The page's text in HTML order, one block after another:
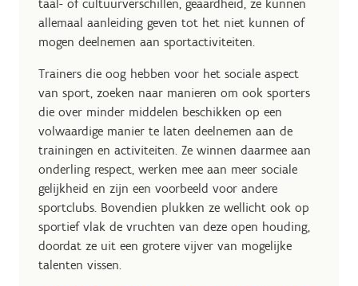
taal- of cultuurverschillen, geaardheid, ze kunnen
allemaal aanleiding geven tot het niet kunnen of
mogen deelnemen aan sportactiviteiten.
Trainers die oog hebben voor het sociale aspect
van sport, zoeken naar manieren om ook sporters
die over minder middelen beschikken op een
volwaardige manier te laten deelnemen aan de
trainingen en activiteiten. Ze winnen daarmee aan
onderling respect, werken mee aan meer sociale
gelijkheid en zijn een voorbeeld voor andere
sportclubs. Bovendien plukken ze wellicht ook op
sportief vlak de vruchten van deze open houding,
doordat ze uit een grotere vijver van mogelijke
talenten vissen.